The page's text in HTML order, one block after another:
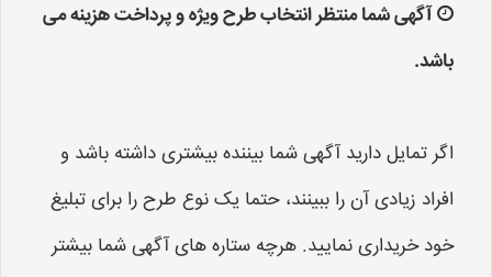
آگهی شما منتظر انتخاب طرح ویژه و پرداخت هزینه می
باشد.
اگر تمایل دارید آگهی شما بیننده بیشتری داشته باشد و
افراد زیادی آن را ببینند، حتما یک نوع طرح را برای تبلیغ
خود خریداری نمایید. هرچه ستاره های آگهی شما بیشتر